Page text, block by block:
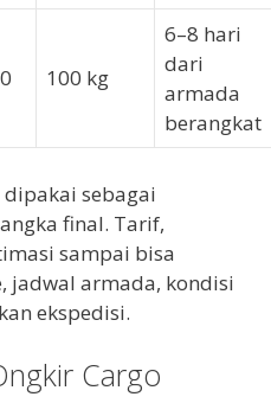
100 kg
6–8 hari
dari
armada
berangkat
sebagai
final. Tarif,
sampai bisa
jadwal armada, kondisi
ekspedisi.
Cargo